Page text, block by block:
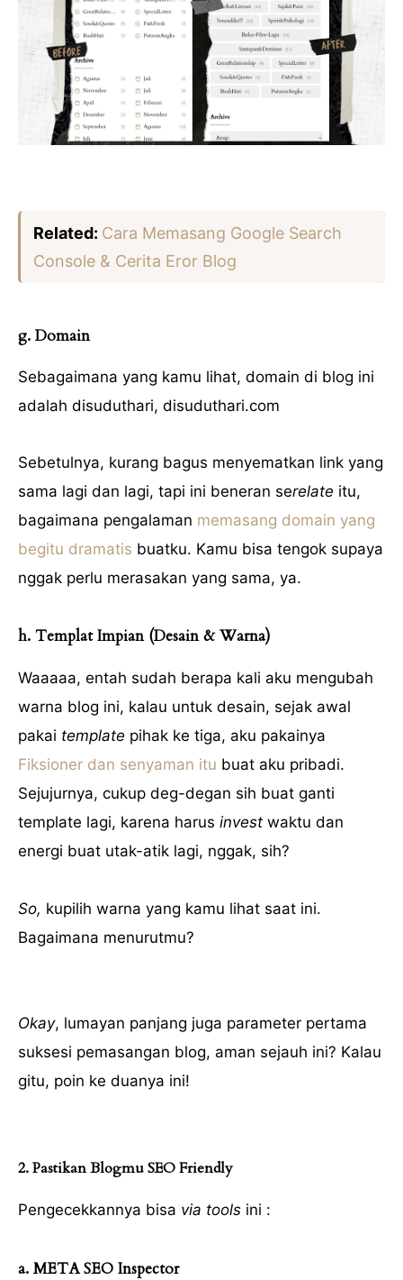
Related: Cara Memasang Google Search
Console & Cerita Eror Blog
g. Domain
Sebagaimana yang kamu lihat, domain di blog ini
adalah disuduthari, disuduthari.com
Sebetulnya, kurang bagus menyematkan link yang
sama lagi dan lagi, tapi ini beneran serelate itu,
bagaimana pengalaman memasang domain yang
begitu dramatis buatku. Kamu bisa tengok supaya
nggak perlu merasakan yang sama, ya.
h. Templat Impian (Desain & Warna)
Waaaaa, entah sudah berapa kali aku mengubah
warna blog ini, kalau untuk desain, sejak awal
pakai template pihak ke tiga, aku pakainya
Fiksioner dan senyaman itu buat aku pribadi.
Sejujurnya, cukup deg-degan sih buat ganti
template lagi, karena harus invest waktu dan
energi buat utak-atik lagi, nggak, sih?
So, kupilih warna yang kamu lihat saat ini.
Bagaimana menurutmu?
Okay, lumayan panjang juga parameter pertama
suksesi pemasangan blog, aman sejauh ini? Kalau
gitu, poin ke duanya ini!
2. Pastikan Blogmu SEO Friendly
Pengecekkannya bisa via tools ini :
a. META SEO Inspector